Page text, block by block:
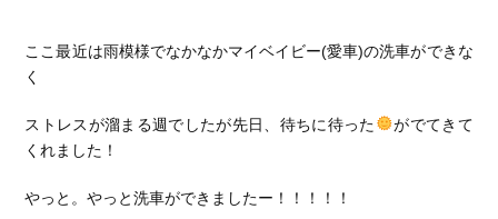
ここ最近は雨模様でなかなかマイベイビー(愛車)の洗車ができな
く
ストレスが溜まる週でしたが先日、待ちに待った
がでてきて
くれました！
やっと。やっと洗車ができましたー！！！！！